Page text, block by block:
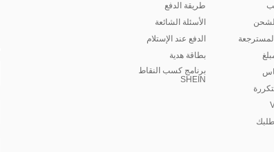
طلبك
طريقة الدفع
الأسئلة الشائعة
الدفع عند الإستلام
بطاقة هدية
برنامج كسب النقاط
SHEIN